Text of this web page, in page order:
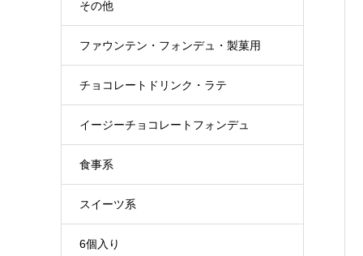
その他
ファウンテン・フォンデュ・製菓用
チョコレートドリンク・ラテ
イージーチョコレートフォンデュ
食事系
スイーツ系
6個入り